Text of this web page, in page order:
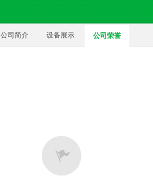
公司简介 设备展示 公司荣誉